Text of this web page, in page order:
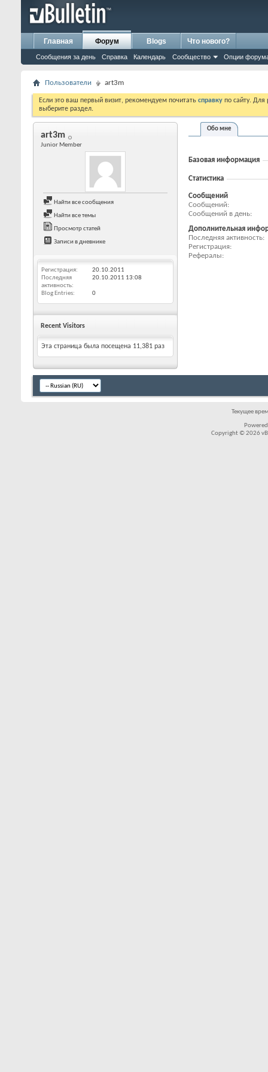
Главная Форум
Сообщения за день Справка Календарь Сообщество Опции
Blogs Что нового?
Пользователи art3m
Если это ваш первый визит, рекомендуем почитать справку по сайту.
выберите раздел.
art3m
Junior Member
Найти все сообщения
Найти все темы
Просмотр статей
Записи в дневнике
Регистрация
20.10.2011
Последняя
активность
20.10.2011 13:08
Blog Entries 0
Recent Visitors
Эта страница была посещена 11,381 раз
Обо мне
Базовая информация
Статистика
Сообщений
Сообщений
Сообщений в день
Дополнительная
Последняя активность
Регистрация
Рефералы
Текущее
Copyright © 2026